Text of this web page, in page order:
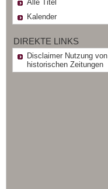
Alle Titel
Kalender
DIREKTE LINKS
Disclaimer Nutzung von
historischen Zeitungen